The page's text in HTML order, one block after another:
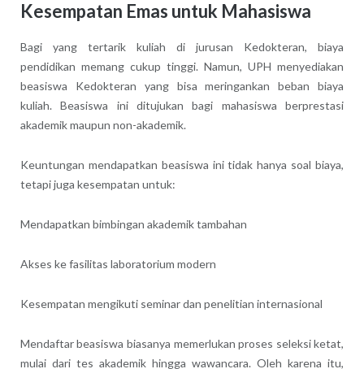
Kesempatan Emas untuk Mahasiswa
Bagi yang tertarik kuliah di jurusan Kedokteran, biaya
pendidikan memang cukup tinggi. Namun, UPH menyediakan
beasiswa Kedokteran yang bisa meringankan beban biaya
kuliah. Beasiswa ini ditujukan bagi mahasiswa berprestasi
akademik maupun non-akademik.
Keuntungan mendapatkan beasiswa ini tidak hanya soal biaya,
tetapi juga kesempatan untuk:
Mendapatkan bimbingan akademik tambahan
Akses ke fasilitas laboratorium modern
Kesempatan mengikuti seminar dan penelitian internasional
Mendaftar beasiswa biasanya memerlukan proses seleksi ketat,
mulai dari tes akademik hingga wawancara. Oleh karena itu,